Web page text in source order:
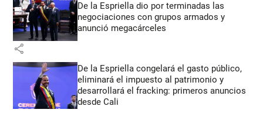
De la Espriella dio por terminadas las
negociaciones con grupos armados y
anunció megacárceles
share
De la Espriella congelará el gasto público,
eliminará el impuesto al patrimonio y
desarrollará el fracking: primeros anuncios
desde Cali